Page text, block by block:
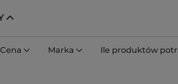
Cena Marka Ile produktów